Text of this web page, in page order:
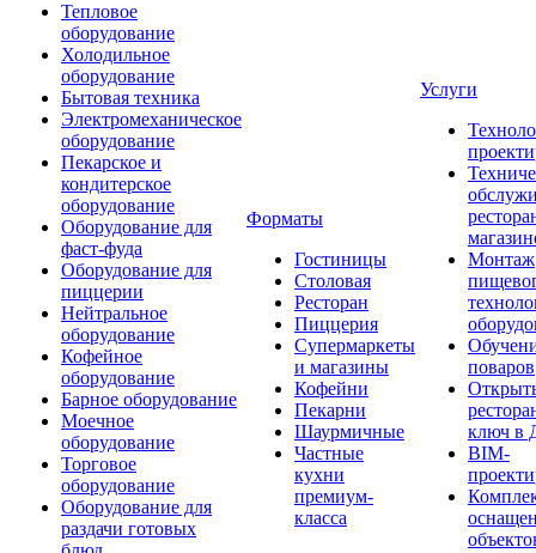
Тепловое
оборудование
Холодильное
оборудование
Бытовая техника
Электромеханическое
оборудование
Пекарское и
кондитерское
оборудование
Оборудование для
фаст-фуда
Оборудование для
пиццерии
Нейтральное
оборудование
Кофейное
оборудование
Барное оборудование
Моечное
оборудование
Торговое
оборудование
Оборудование для
раздачи готовых
Форматы
Гостиницы
Столовая
Ресторан
Пиццерия
Супермаркеты
и магазины
Кофейни
Пекарни
Шаурмичные
Частные
кухни
премиум-
класса
Услуги
Монтаж
поваров
ключ в
BIM-